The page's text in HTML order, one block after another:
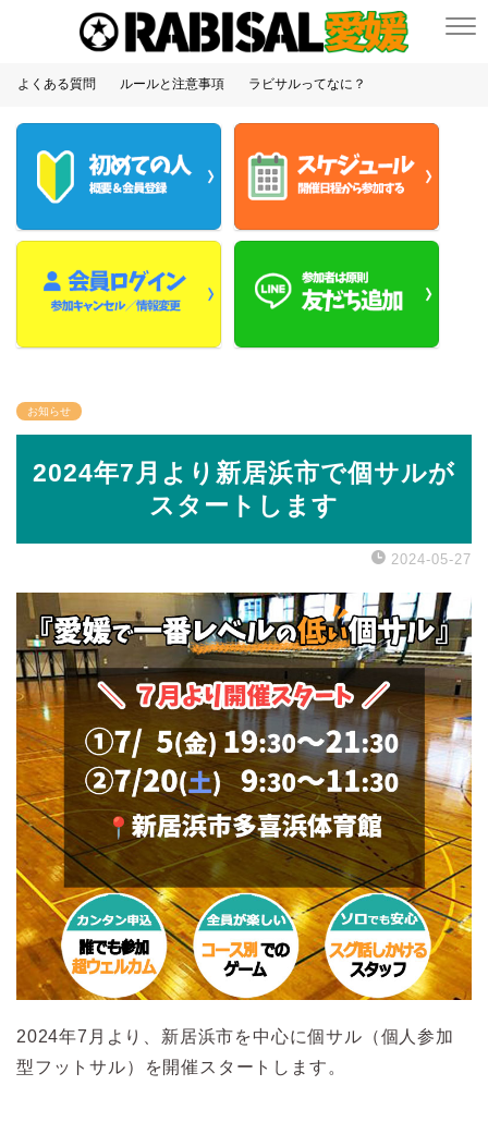
よくある質問 ルールと注意事項 ラビサルってなに？
お知らせ
2024年7月より新居浜市で個サルが
スタートします
2024-05-27
2024年7月より、新居浜市を中心に個サル（個人参加
型フットサル）を開催スタートします。